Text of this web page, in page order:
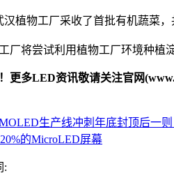
汉植物工厂采收了首批有机蔬菜
厂将尝试利用植物工厂环境种植
更多LED资讯敬请关注官网
生产线冲刺年底封顶后一则
的MicroLED屏幕
: